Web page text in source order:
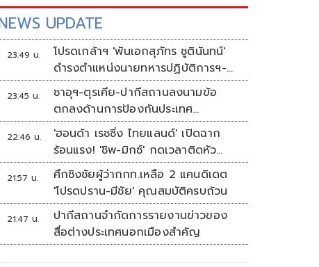
UPDATE
23:49 น.
โปรดเกล้าฯ 'พันเอกสุภัทร ชูตินันทน์'
ดำรงตำแหน่งนายทหารปฏิบัติการฯ-
พระราชทานยศ 'พลตรี'
23:45 น.
ซาอุฯ-ตุรเคีย-ปากีสถานลงนามข้อ
ตกลงด้านการป้องกันประเทศ
ท่ามกลางสงครามในภูมิภาค
22:46 น.
'ฮอนด้า เรซซิ่ง ไทยแลนด์' เปิดฉาก
ร้อนแรง! 'ชิพ-มิกซ์' กดเวลาติดหัว
แถว ARRC สนาม 4 ที่มัลดาลิกา
21:57 น.
ศึกชิงชัยผู้ว่ากกท.เหลือ 2 แคนดิเดต
'โปรดปราน-มีชัย' คุณสมบัติครบถ้วน
21:47 น.
ปากีสถานจำกัดการรายงานข่าวของ
สื่อต่างประเทศนอกเมืองสำคัญ